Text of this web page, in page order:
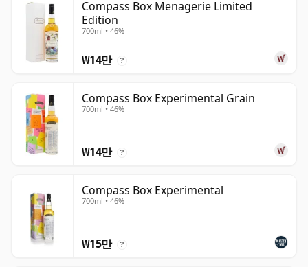
Compass Box Menagerie Limited
Edition
700ml • 46%
₩14만 ?
Compass Box Experimental Grain
700ml • 46%
₩14만 ?
Compass Box Experimental
700ml • 46%
₩15만 ?